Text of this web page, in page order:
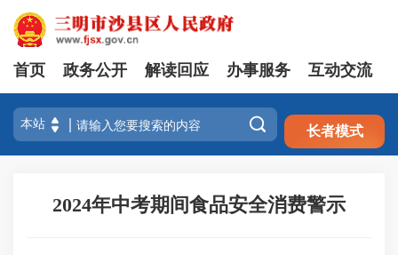
注册 登录
首页 政务公开 解读回应 办事服务 互动交流
 长者模式
2024年中考期间食品安全消费警示